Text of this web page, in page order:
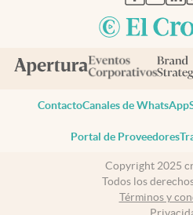
ContactoCanales de WhatsApp
Portal de Proveedores
Copyright 2025
Todos los
Términos y